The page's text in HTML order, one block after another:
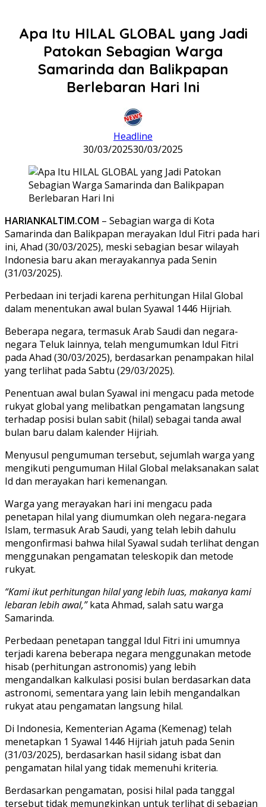
Apa Itu HILAL GLOBAL yang Jadi
Patokan Sebagian Warga
Samarinda dan Balikpapan
Berlebaran Hari Ini
Headline
30/03/202530/03/2025
HARIANKALTIM.COM – Sebagian warga di Kota
Samarinda dan Balikpapan merayakan Idul Fitri pada hari
ini, Ahad (30/03/2025), meski sebagian besar wilayah
Indonesia baru akan merayakannya pada Senin
(31/03/2025).
Perbedaan ini terjadi karena perhitungan Hilal Global
dalam menentukan awal bulan Syawal 1446 Hijriah.
Beberapa negara, termasuk Arab Saudi dan negara-
negara Teluk lainnya, telah mengumumkan Idul Fitri
pada Ahad (30/03/2025), berdasarkan penampakan hilal
yang terlihat pada Sabtu (29/03/2025).
Penentuan awal bulan Syawal ini mengacu pada metode
rukyat global yang melibatkan pengamatan langsung
terhadap posisi bulan sabit (hilal) sebagai tanda awal
bulan baru dalam kalender Hijriah.
Menyusul pengumuman tersebut, sejumlah warga yang
mengikuti pengumuman Hilal Global melaksanakan salat
Id dan merayakan hari kemenangan.
Warga yang merayakan hari ini mengacu pada
penetapan hilal yang diumumkan oleh negara-negara
Islam, termasuk Arab Saudi, yang telah lebih dahulu
mengonfirmasi bahwa hilal Syawal sudah terlihat dengan
menggunakan pengamatan teleskopik dan metode
rukyat.
“Kami ikut perhitungan hilal yang lebih luas, makanya kami
lebaran lebih awal,”kata Ahmad, salah satu warga
Samarinda.
Perbedaan penetapan tanggal Idul Fitri ini umumnya
terjadi karena beberapa negara menggunakan metode
hisab (perhitungan astronomis) yang lebih
mengandalkan kalkulasi posisi bulan berdasarkan data
astronomi, sementara yang lain lebih mengandalkan
rukyat atau pengamatan langsung hilal.
Di Indonesia, Kementerian Agama (Kemenag) telah
menetapkan 1 Syawal 1446 Hijriah jatuh pada Senin
(31/03/2025), berdasarkan hasil sidang isbat dan
pengamatan hilal yang tidak memenuhi kriteria.
Berdasarkan pengamatan, posisi hilal pada tanggal
tersebut tidak memungkinkan untuk terlihat di sebagian